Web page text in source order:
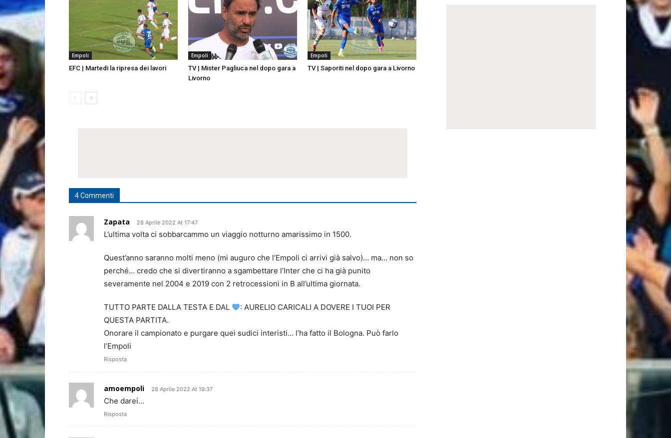
Empoli
EFC | Martedi la ripresa dei lavori
Empoli
TV | Mister Pagliuca nel dopo gara a
Livorno
Empoli
TV | Saporiti nel dopo gara a Livorno
4 Commenti
Zapata 28 Aprile 2022 At 17:47
L’ultima volta ci sobbarcammo un viaggio notturno amarissimo in 1500.
Quest’anno saranno molti meno (mi auguro che l’Empoli ci arrivi già salvo)… ma… non so
perché… credo che si divertiranno a sgambettare l’Inter che ci ha già punito
severamente nel 2004 e 2019 con 2 retrocessioni in B all’ultima giornata.
TUTTO PARTE DALLA TESTA E DAL
: AURELIO CARICALI A DOVERE I TUOI PER
QUESTA PARTITA.
Onorare il campionato e purgare quei sudici interisti… l’ha fatto il Bologna. Può farlo
l’Empoli
Risposta
amoempoli 28 Aprile 2022 At 19:37
Che darei…
Risposta